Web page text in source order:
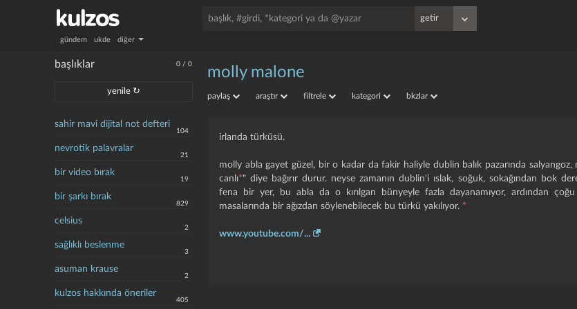
gündem ukde diğer
0 /0
başlıklar
yenile ↻
sahir mavi dijital not defteri
104
nevrotik palavralar
21
bir video bırak
19
bir şarkı bırak
829
celsius
2
sağlıklı beslenme
3
asuman krause
2
kulzos hakkında öneriler
405
molly malone
paylaş araştır filtrele kategori bkzlar
irlanda türküsü.
molly abla gayet güzel, bir o kadar da fakir haliyle dublin balık pazarında salyangoz,
canlı*" diye bağırır durur. neyse zamanın dublin'i ıslak, soğuk, sokağından bok
fena bir yer, bu abla da o kırılgan bünyeyle fazla dayanamıyor, ardından çoğu
masalarında bir ağızdan söylenebilecek bu türkü yakiliyor. *
www.youtube.com/...